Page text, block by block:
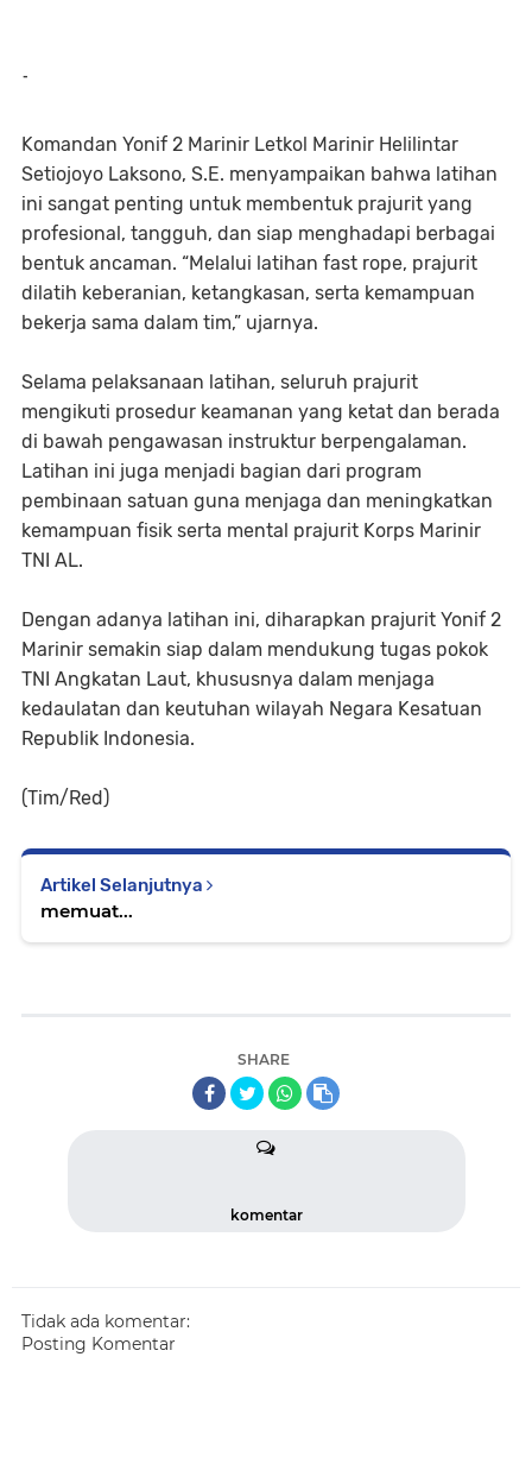
-
Komandan Yonif 2 Marinir Letkol Marinir Helilintar
Setiojoyo Laksono, S.E. menyampaikan bahwa latihan
ini sangat penting untuk membentuk prajurit yang
profesional, tangguh, dan siap menghadapi berbagai
bentuk ancaman. “Melalui latihan fast rope, prajurit
dilatih keberanian, ketangkasan, serta kemampuan
bekerja sama dalam tim,” ujarnya.
Selama pelaksanaan latihan, seluruh prajurit
mengikuti prosedur keamanan yang ketat dan berada
di bawah pengawasan instruktur berpengalaman.
Latihan ini juga menjadi bagian dari program
pembinaan satuan guna menjaga dan meningkatkan
kemampuan fisik serta mental prajurit Korps Marinir
TNI AL.
Dengan adanya latihan ini, diharapkan prajurit Yonif 2
Marinir semakin siap dalam mendukung tugas pokok
TNI Angkatan Laut, khususnya dalam menjaga
kedaulatan dan keutuhan wilayah Negara Kesatuan
Republik Indonesia.
(Tim/Red)
Artikel Selanjutnya
memuat...
SHARE
komentar
Tidak ada komentar:
Posting Komentar